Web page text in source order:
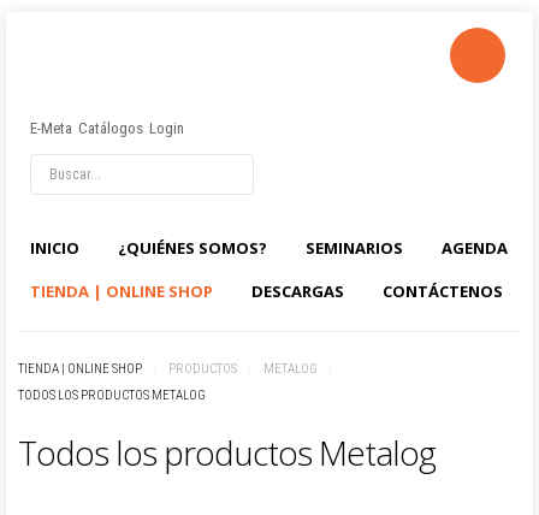
E-Meta Catálogos Login
INICIO ¿QUIÉNES SOMOS? SEMINARIOS
AGENDA
TIENDA | ONLINE SHOP
DESCARGAS CONTÁCTENOS
TIENDA | ONLINE SHOP PRODUCTOS METALOG
TODOS LOS PRODUCTOS METALOG
Todos los productos Metalog